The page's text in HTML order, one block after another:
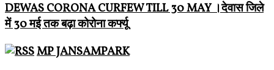
DEWAS CORONA CURFEW TILL 30 MAY ।देवास जिले
में 30 मई तक बढ़ा कोरोना कर्फ्यू
MP JANSAMPARK